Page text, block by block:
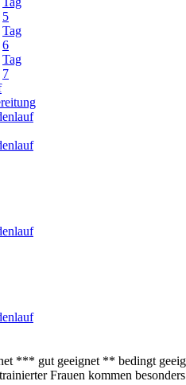
*** gut geeignet ** bedingt
Frauen kommen
5
Tag
6
Tag
7